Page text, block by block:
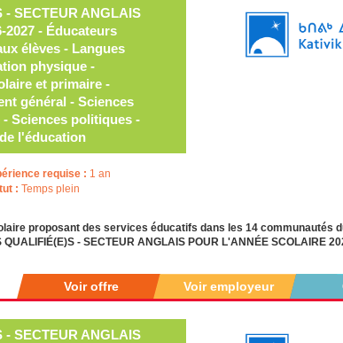
- SECTEUR ANGLAIS
2027 - Éducateurs
élèves - Langues
physique -
et primaire -
général - Sciences
Sciences politiques -
l'éducation
requise : 1 an
: Temps plein
proposant des services éducatifs dans les 14 communautés
- SECTEUR ANGLAIS POUR L'ANNÉE SCOLAIRE
Voir offre Voir employeur
- SECTEUR ANGLAIS